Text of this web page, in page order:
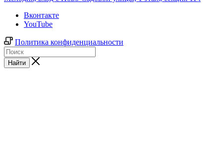
Вконтакте
YouTube
Политика конфиденциальности
Найти